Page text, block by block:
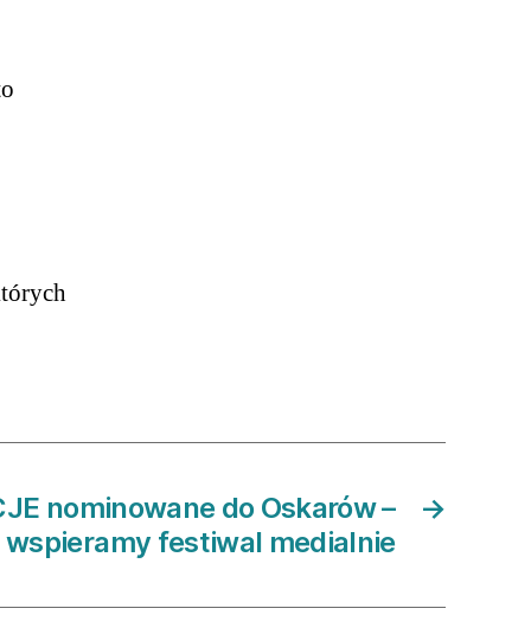
→
nominowane do Oskarów –
wspieramy festiwal medialnie